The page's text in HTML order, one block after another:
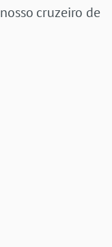
cruzeiro de